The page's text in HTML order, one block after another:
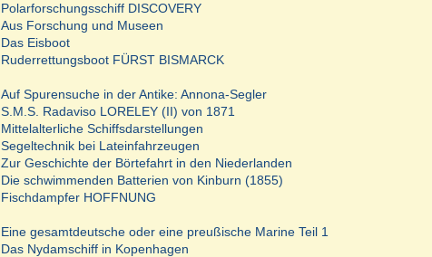
Polarforschungsschiff DISCOVERY
Aus Forschung und Museen
Das Eisboot
Ruderrettungsboot FÜRST BISMARCK
Auf Spurensuche in der Antike: Annona-Segler
S.M.S. Radaviso LORELEY (II) von 1871
Mittelalterliche Schiffsdarstellungen
Segeltechnik bei Lateinfahrzeugen
Zur Geschichte der Börtefahrt in den Niederlanden
Die schwimmenden Batterien von Kinburn (1855)
Fischdampfer HOFFNUNG
Eine gesamtdeutsche oder eine preußische Marine Teil 1
Das Nydamschiff in Kopenhagen